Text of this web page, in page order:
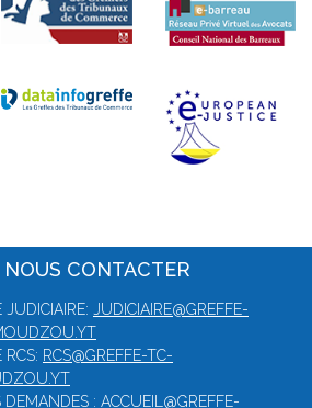
NOUS CONTACTER
JUDICIAIRE: JUDICIAIRE@GREFFE-
RCS: RCS@GREFFE-TC-
DEMANDES : ACCUEIL@GREFFE-